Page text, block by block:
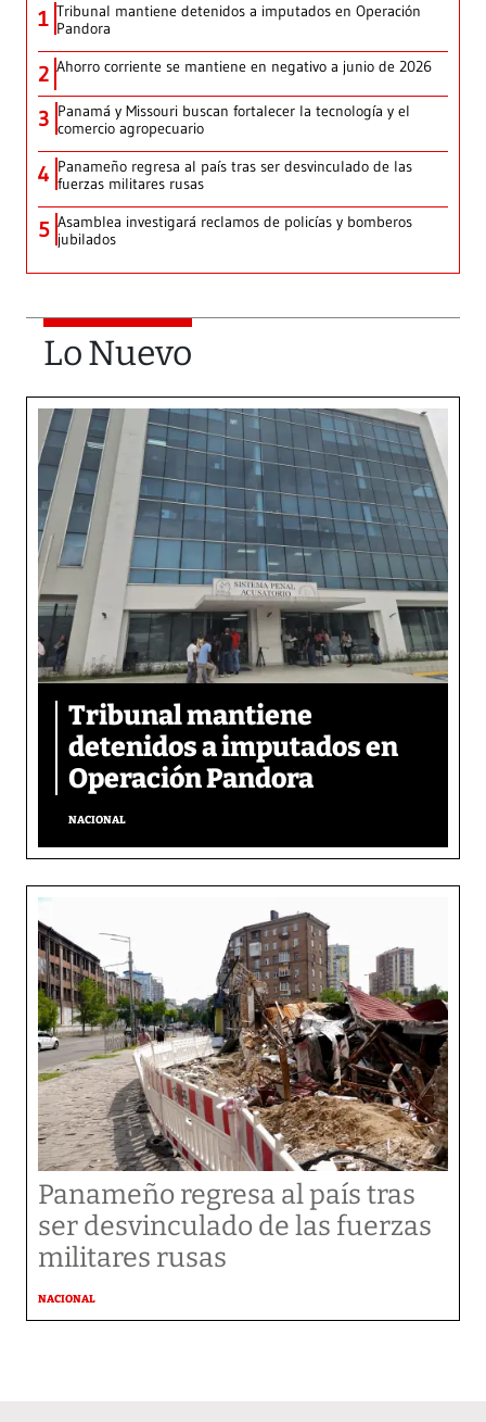
1 Tribunal mantiene detenidos a imputados en Operación
Pandora
2 Ahorro corriente se mantiene en negativo a junio de 2026
3 Panamá y Missouri buscan fortalecer la tecnología y el
comercio agropecuario
4 Panameño regresa al país tras ser desvinculado de las
fuerzas militares rusas
5 Asamblea investigará reclamos de policías y bomberos
jubilados
Lo Nuevo
Tribunal mantiene
detenidos a imputados en
Operación Pandora
NACIONAL
Panameño regresa al país tras
ser desvinculado de las fuerzas
militares rusas
NACIONAL